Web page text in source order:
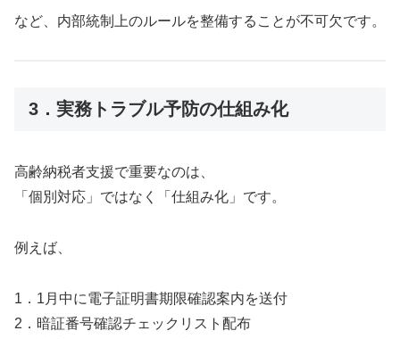
など、内部統制上のルールを整備することが不可欠です。
3．実務トラブル予防の仕組み化
高齢納税者支援で重要なのは、
「個別対応」ではなく「仕組み化」です。
例えば、
1．1月中に電子証明書期限確認案内を送付
2．暗証番号確認チェックリスト配布